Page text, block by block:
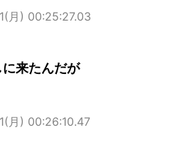
月) 00:25:27.03
来たんだが
月) 00:26:10.47